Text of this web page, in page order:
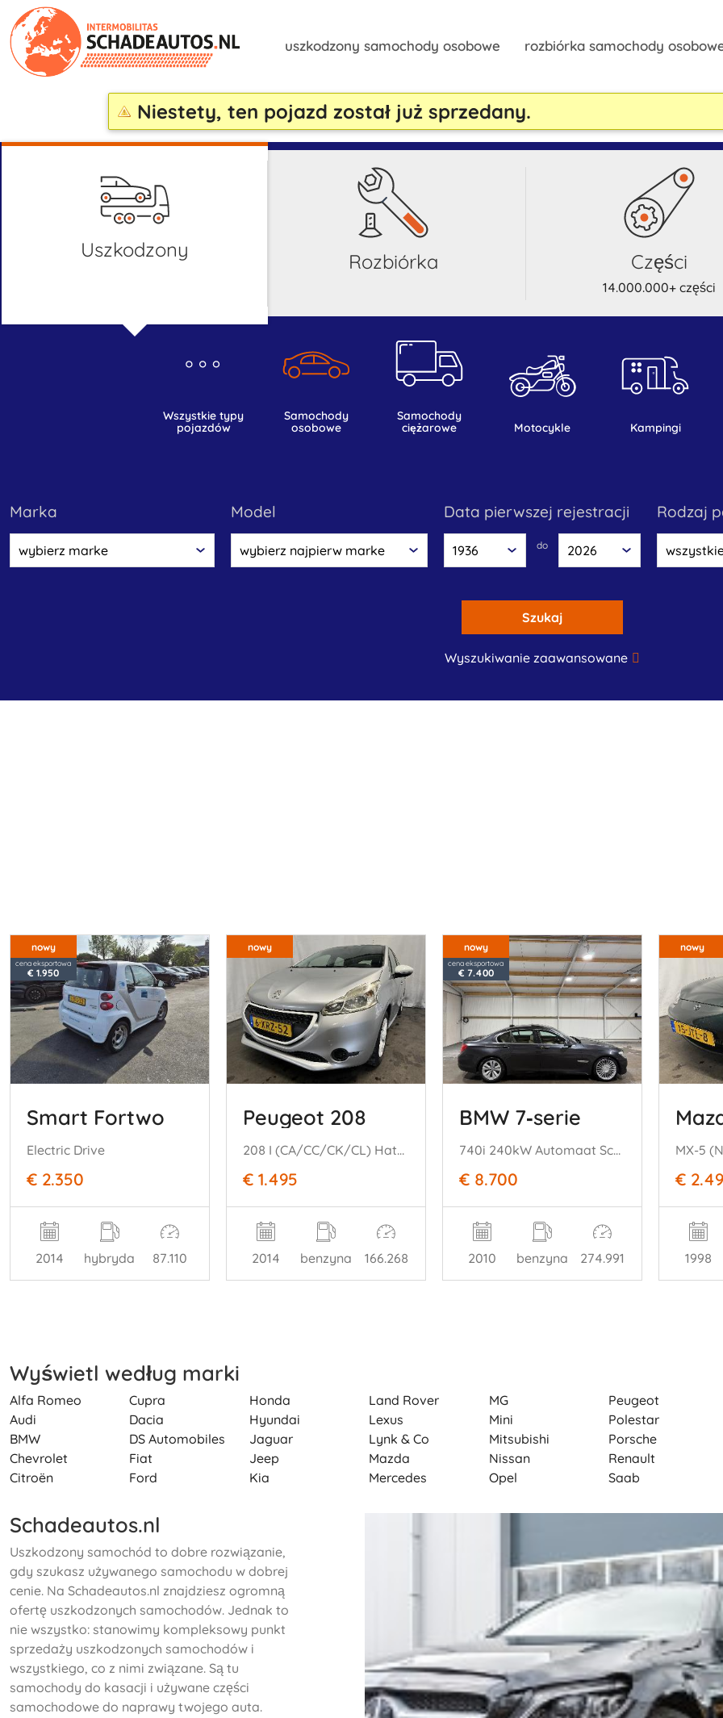
uszkodzony samochody osobowe rozbiórka samochody
Niestety, ten pojazd został już sprzedany.
uszkodzony rozbiórka części
14.000.000+ części
wszystkie typy
pojazdów
samochody
osobowe
samochody
ciężarowe
motocykle kampingi
marka model data pierwszej rejestracji
do
rodzaj
Szukaj
Wyszukiwanie zaawansowane
nowy
cena eksportowa
€ 1.950
Smart Fortwo
Electric Drive
€ 2.350
2014 hybryda 87.110
nowy
Peugeot 208
208 I (CA/CC/CK/CL) Hatchback 1.0 Vti 12V PureTech (EB0(ZMZ)) [50kW] = (03-2012/12-2019)
€ 1.495
2014 benzyna 166.268
nowy
cena eksportowa
€ 7.400
BMW 7‑serie
740i 240kW Automaat Schuifkantel Executive
€ 8.700
2010 benzyna 274.991
nowy
€
1998
Wyświetl według marki
Alfa Romeo
Audi
BMW
Chevrolet
Citroën
Cupra
Dacia
DS Automobiles
Fiat
Ford
Honda
Hyundai
Jaguar
Jeep
Kia
Land Rover
Lexus
Lynk & Co
Mazda
Mercedes
MG
Mini
Mitsubishi
Nissan
Opel
Peugeot
Polestar
Porsche
Renault
Saab
Schadeautos.nl
Uszkodzony samochód to dobre rozwiązanie,
gdy szukasz używanego samochodu w dobrej
cenie. Na Schadeautos.nl znajdziesz ogromną
ofertę uszkodzonych samochodów. Jednak to
nie wszystko: stanowimy kompleksowy punkt
sprzedaży uszkodzonych samochodów i
wszystkiego, co z nimi związane. Są tu
samochody do kasacji i używane części
samochodowe do naprawy twojego auta.